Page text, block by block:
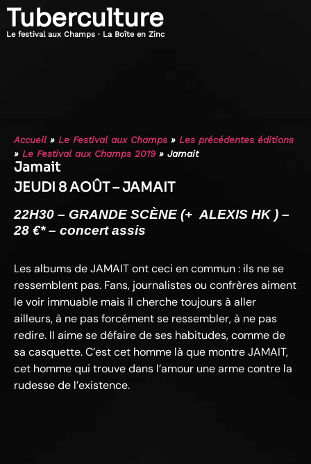
Tuberculture
Le festival aux Champs · La Boîte en Zinc
Accueil» Le Festival aux Champs » Les précédentes éditions
» Le Festival aux Champs 2019» Jamait
Jamait
JEUDI 8 AOÛT – JAMAIT
22H30 – GRANDE SCÈNE (+ ALEXIS HK ) –
28 €* – concert assis
Les albums de JAMAIT ont ceci en commun : ils ne se
ressemblent pas. Fans, journalistes ou confrères aiment
le voir immuable mais il cherche toujours à aller
ailleurs, à ne pas forcément se ressembler, à ne pas
redire. Il aime se défaire de ses habitudes, comme de
sa casquette. C’est cet homme là que montre JAMAIT,
cet homme qui trouve dans l’amour une arme contre la
rudesse de l’existence.